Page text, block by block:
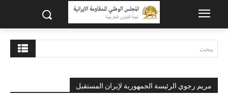
يبحث
مريم رجوي الرئيسة الجمهورية لإيران المستقبل